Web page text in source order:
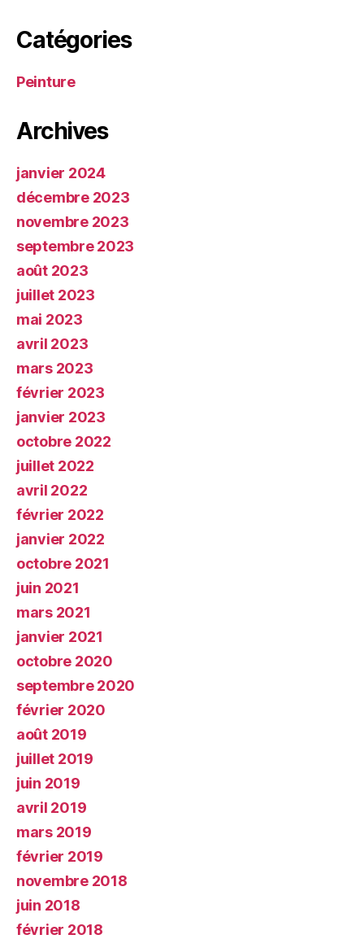
Catégories
Peinture
Archives
janvier 2024
décembre 2023
novembre 2023
septembre 2023
août 2023
juillet 2023
mai 2023
avril 2023
mars 2023
février 2023
janvier 2023
octobre 2022
juillet 2022
avril 2022
février 2022
janvier 2022
octobre 2021
juin 2021
mars 2021
janvier 2021
octobre 2020
septembre 2020
février 2020
août 2019
juillet 2019
juin 2019
avril 2019
mars 2019
février 2019
novembre 2018
juin 2018
février 2018